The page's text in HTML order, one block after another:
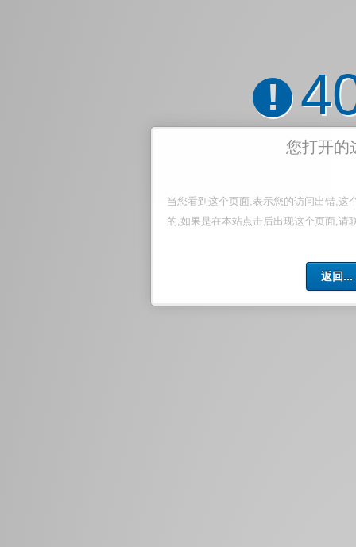
!
您打开的
当您看到这个页面,表示您的访问出错,这
的,如果是在本站点击后出现这个页面,请
返回...